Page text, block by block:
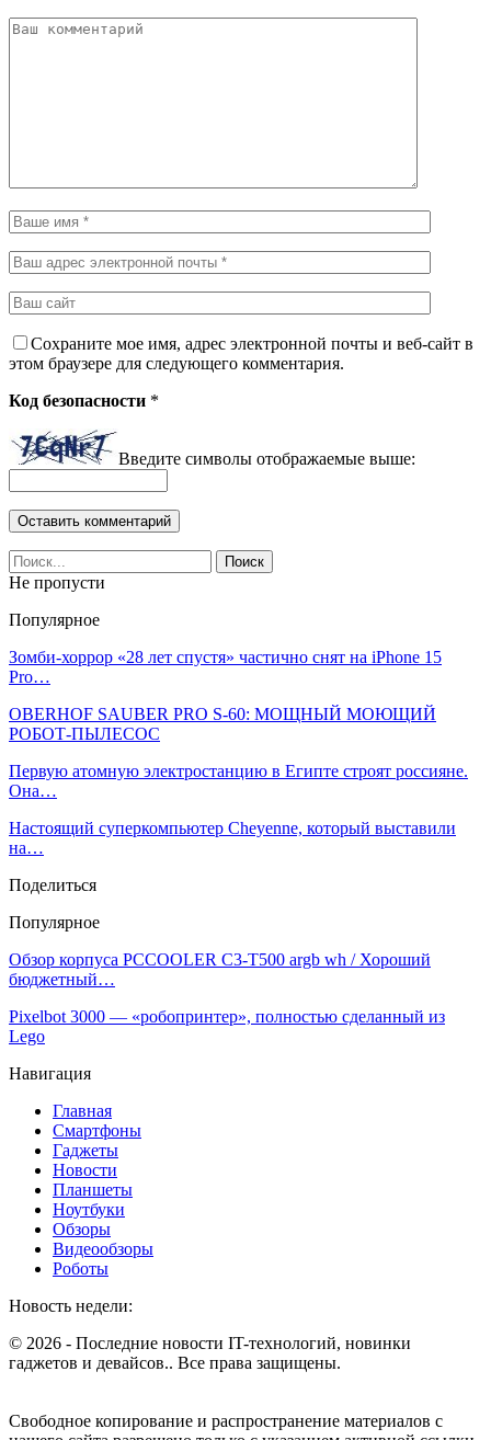
Сохраните мое имя, адрес электронной почты и веб-сайт в
этом браузере для следующего комментария.
Код безопасности *
Введите символы отображаемые выше:
Не пропусти
Популярное
Зомби-хоррор «28 лет спустя» частично снят на iPhone 15
Pro…
OBERHOF SAUBER PRO S-60: МОЩНЫЙ МОЮЩИЙ
РОБОТ-ПЫЛЕСОС
Первую атомную электростанцию в Египте строят россияне.
Она…
Настоящий суперкомпьютер Cheyenne, который выставили
на…
Поделиться
Популярное
Обзор корпуса PCCOOLER C3-T500 argb wh / Хороший
бюджетный…
Pixelbot 3000 — «робопринтер», полностью сделанный из
Lego
Навигация
Главная
Смартфоны
Гаджеты
Новости
Планшеты
Ноутбуки
Обзоры
Видеообзоры
Роботы
Новость недели:
© 2026 - Последние новости IT-технологий, новинки
гаджетов и девайсов.. Все права защищены.
Свободное копирование и распространение материалов с